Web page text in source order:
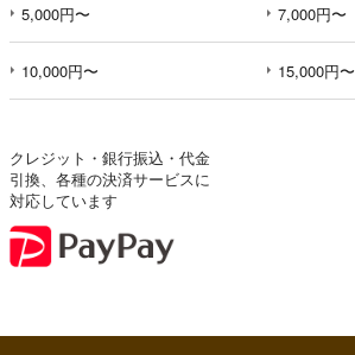
5,000円〜 7,000円〜
10,000円〜 15,000円〜
クレジット・銀行振込・代金
引換、各種の決済サービスに
対応しています